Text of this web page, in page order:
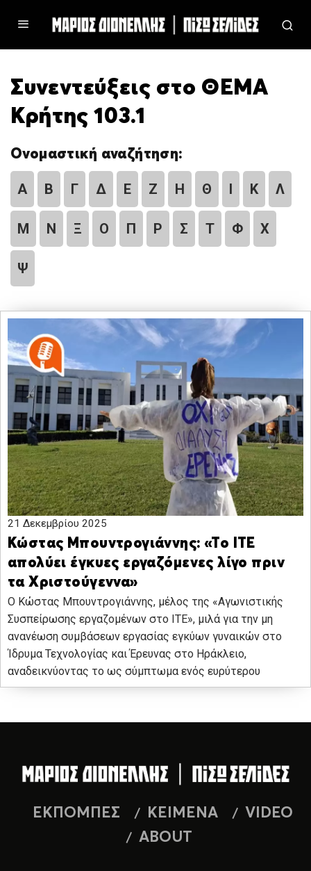
Συνεντεύξεις στο ΘΕΜΑ
Κρήτης 103.1
Ονομαστική αναζήτηση:
Α Β Γ Δ Ε Ζ Η Θ Ι Κ Λ
Μ Ν Ξ Ο Π Ρ Σ Τ Φ Χ
Ψ
21 Δεκεμβρίου 2025
Κώστας Mπουντρογιάννης: «Το ΙΤΕ
απολύει έγκυες εργαζόμενες λίγο πριν
τα Χριστούγεννα»
Ο Κώστας Mπουντρογιάννης, μέλος της «Αγωνιστικής
Συσπείρωσης εργαζομένων στο ΙΤΕ», μιλά για την μη
ανανέωση συμβάσεων εργασίας εγκύων γυναικών στο
Ίδρυμα Τεχνολογίας και Έρευνας στο Ηράκλειο,
αναδεικνύοντας το ως σύμπτωμα ενός ευρύτερου
ΕΚΠΟΜΠΕΣ ΚΕΙΜΕΝΑ
VIDEO
ABOUT